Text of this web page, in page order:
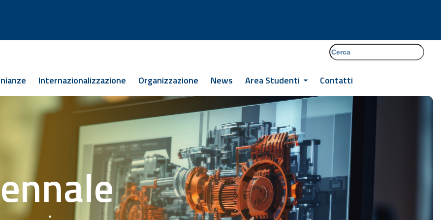
Ingegneria Meccanica Instagram
Tiktok
cerca
Internazionalizzazione Organizzazione News Area Studenti Contatti